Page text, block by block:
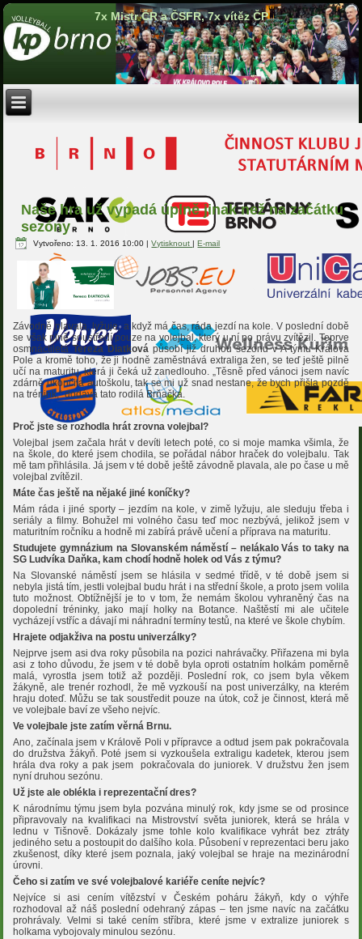
7x Mistr ČR a ČSFR, 7x vítěz ČP
Naše hra už vypadá úplně jinak než na začátku
sezóny
Vytvořeno: 13. 1. 2016 10:00 |Vytisknout|E-mail
Závodně plavala, lyžuje, a když má čas, ráda jezdí na kole. V poslední době
se však plně soustředí pouze na volejbal, který u ní po právu zvítězil. Teprve
osmnáctiletáTereza Diatková působí již druhou sezónu v A-týmu Králova
Pole a kromě toho, že ji hodně zaměstnává extraliga žen, se teď ještě pilně
učí na maturitu, která ji čeká už zanedlouho. „Těsně před vánoci jsem navíc
zdárně ukončila autoškolu, tak se mi už snad nestane, že bych přišla pozdě
na trénink,“ dodává tato rodilá Brňačka.
Proč jste se rozhodla hrát zrovna volejbal?
Volejbal jsem začala hrát v devíti letech poté, co si moje mamka všimla, že
na škole, do které jsem chodila, se pořádal nábor hraček do volejbalu. Tak
mě tam přihlásila. Já jsem v té době ještě závodně plavala, ale po čase u mě
volejbal zvítězil.
Máte čas ještě na nějaké jiné koníčky?
Mám ráda i jiné sporty – jezdím na kole, v zimě lyžuju, ale sleduju třeba i
seriály a filmy. Bohužel mi volného času teď moc nezbývá, jelikož jsem v
maturitním ročníku a hodně mi zabírá právě učení a příprava na maturitu.
Studujete gymnázium na Slovanském náměstí – nelákalo Vás to taky na
SG Ludvíka Daňka, kam chodí hodně holek od Vás z týmu?
Na Slovanské náměstí jsem se hlásila v sedmé třídě, v té době jsem si
nebyla jistá tím, jestli volejbal budu hrát i na střední škole, a proto jsem volila
tuto možnost. Obtížnější je to v tom, že nemám školou vyhraněný čas na
dopolední tréninky, jako mají holky na Botance. Naštěstí mi ale učitele
vycházejí vstříc a dávají mi náhradní termíny testů, na které ve škole chybím.
Hrajete odjakživa na postu univerzálky?
Nejprve jsem asi dva roky působila na pozici nahrávačky. Přiřazena mi byla
asi z toho důvodu, že jsem v té době byla oproti ostatním holkám poměrně
malá, vyrostla jsem totiž až později. Poslední rok, co jsem byla věkem
žákyně, ale trenér rozhodl, že mě vyzkouší na post univerzálky, na kterém
hraju doteď. Můžu se tak soustředit pouze na útok, což je činnost, která mě
ve volejbale baví ze všeho nejvíc.
Ve volejbale jste zatím věrná Brnu.
Ano, začínala jsem v Králově Poli v přípravce a odtud jsem pak pokračovala
do družstva žákyň. Poté jsem si vyzkoušela extraligu kadetek, kterou jsem
hrála dva roky a pak jsem pokračovala do juniorek. V družstvu žen jsem
nyní druhou sezónu.
Už jste ale oblékla i reprezentační dres?
K národnímu týmu jsem byla pozvána minulý rok, kdy jsme se od prosince
připravovaly na kvalifikaci na Mistrovství světa juniorek, která se hrála v
lednu v Tišnově. Dokázaly jsme tohle kolo kvalifikace vyhrát bez ztráty
jediného setu a postoupit do dalšího kola. Působení v reprezentaci beru jako
zkušenost, díky které jsem poznala, jaký volejbal se hraje na mezinárodní
úrovni.
Čeho si zatím ve své volejbalové kariéře ceníte nejvíc?
Nejvíce si asi cením vítězství v Českém poháru žákyň, kdy o výhře
rozhodoval až náš poslední odehraný zápas – ten jsme navíc na začátku
prohrávaly. Velmi si také cením stříbra, které jsme v extralize juniorek s
holkama vybojovaly minulou sezónu.